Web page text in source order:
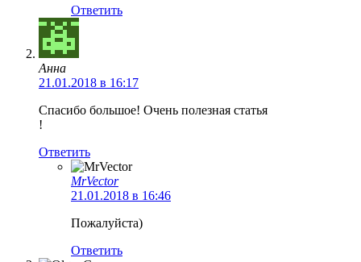
Ответить
Анна
21.01.2018 в 16:17
Спасибо большое! Очень полезная статья
!
Ответить
MrVector
21.01.2018 в 16:46
Пожалуйста)
Ответить